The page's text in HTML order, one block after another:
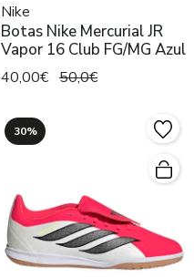
Nike
Botas Nike Mercurial JR
Vapor 16 Club FG/MG Azul
40,00€ 50,0€
30%